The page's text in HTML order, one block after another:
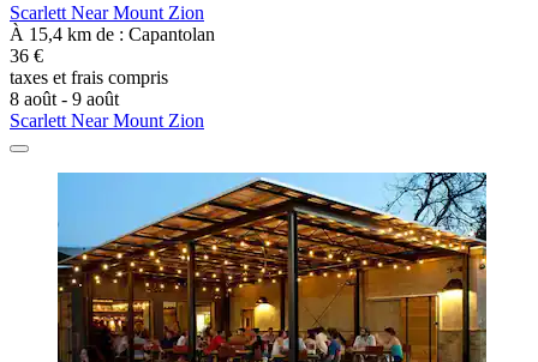
Scarlett Near Mount Zion
À 15,4 km de : Capantolan
36 €
taxes et frais compris
8 août - 9 août
Scarlett Near Mount Zion